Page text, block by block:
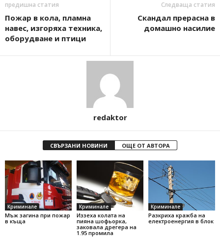
предишна статия
Пожар в кола, пламна
навес, изгоряха техника,
оборудване и птици
Следваща статия
Скандал прерасна в
домашно насилие
redaktor
СВЪРЗАНИ НОВИНИ ОЩЕ ОТ АВТОРА
Криминале
Мъж загина при пожар
в къща
Криминале
Иззеха колата на
пияна шофьорка,
заковала дрегера на
1.95 промила
Криминале
Разкриха кражба на
електроенергия в блок